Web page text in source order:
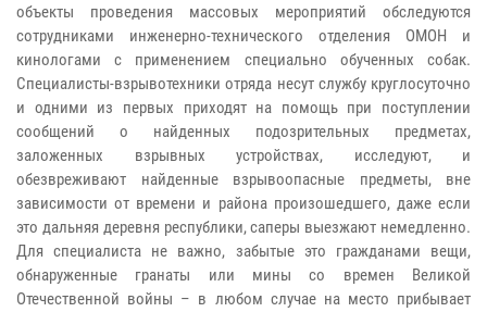
объекты проведения массовых мероприятий обследуются
сотрудниками инженерно-технического отделения ОМОН и
кинологами с применением специально обученных собак.
Специалисты-взрывотехники отряда несут службу круглосуточно
и одними из первых приходят на помощь при поступлении
сообщений о найденных подозрительных предметах,
заложенных взрывных устройствах, исследуют, и
обезвреживают найденные взрывоопасные предметы, вне
зависимости от времени и района произошедшего, даже если
это дальняя деревня республики, саперы выезжают немедленно.
Для специалиста не важно, забытые это гражданами вещи,
обнаруженные гранаты или мины со времен Великой
Отечественной войны – в любом случае на место прибывает